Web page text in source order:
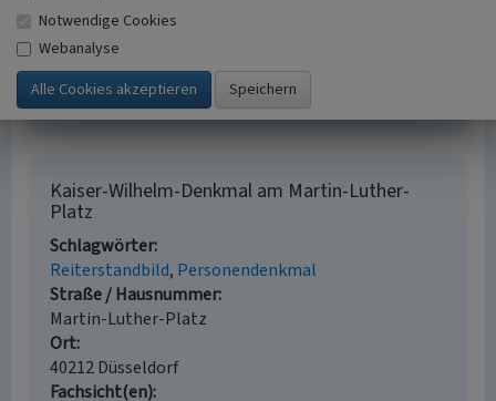
Rheinischer Verein für Denkmalpflege und
Landschaftsschutz e.V. (Hrsg.) (2013)
Denkmal, Landschaft, Natur - 2014. (Jahreskalender
2014, 43. Jahrgang.) Köln.
Kaiser-Wilhelm-Denkmal am Martin-Luther-
Platz
Schlagwörter
Reiterstandbild Personendenkmal
Straße / Hausnummer
Martin-Luther-Platz
Ort
40212 Düsseldorf
Fachsicht(en)
Notwendige Cookies
Webanalyse